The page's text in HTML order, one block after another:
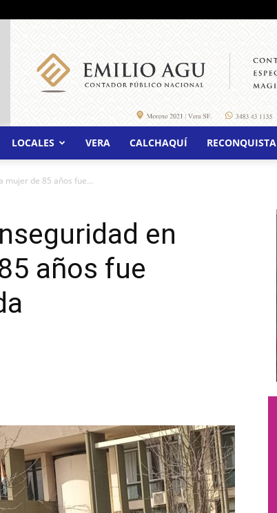
LOCALES VERA CALCHAQUÍ RECONQUISTA
mujer de 85 años fue...
en
años fue